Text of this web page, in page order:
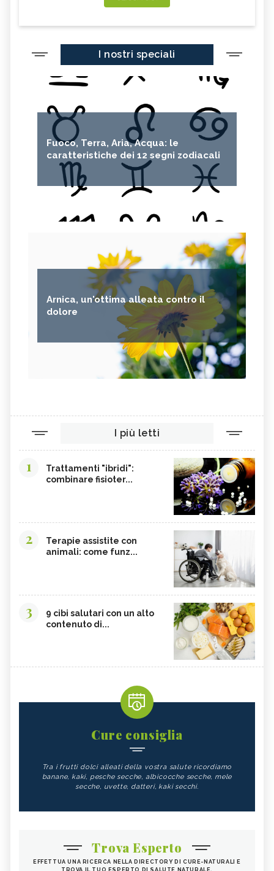
I nostri speciali
Fuoco, Terra, Aria, Acqua: le
caratteristiche dei 12 segni zodiacali
Arnica, un'ottima alleata contro il
dolore
I più letti
1
Trattamenti "ibridi":
combinare fisioter...
2
Terapie assistite con
animali: come funz...
3
9 cibi salutari con un alto
contenuto di...
Cure consiglia
Tra i frutti dolci alleati della vostra salute ricordiamo
banane, kaki, pesche secche, albicocche secche, mele
secche, uvette, datteri, kaki secchi.
Trova Esperto
EFFETTUA UNA RICERCA NELLA DIRECTORY DI CURE-NATURALI E